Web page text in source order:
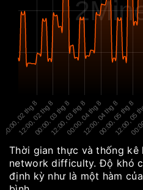
00:00, 02 thg 8
12:00, 02 thg 8
00:00, 03 thg 8
12:00, 03 thg 8
00:00, 04 thg 8
12:00, 04 thg 8
00:00, 05 thg 8
12:00,
Thời gian thực và thống kê
network difficulty. Độ khó
định kỳ như là một hàm